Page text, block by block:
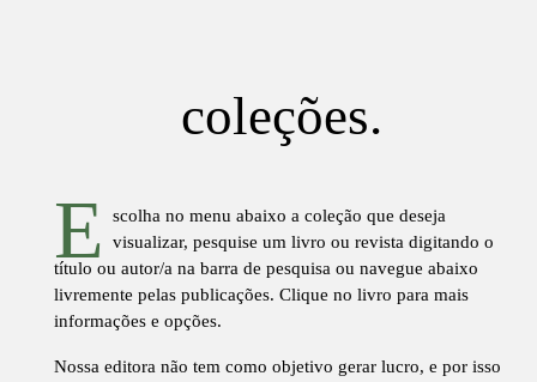
coleções.
E
scolha no menu abaixo a coleção que deseja
visualizar, pesquise um livro ou revista digitando o
título ou autor/a na barra de pesquisa ou navegue abaixo
livremente pelas publicações. Clique no livro para mais
informações e opções.
Nossa editora não tem como objetivo gerar lucro, e por isso